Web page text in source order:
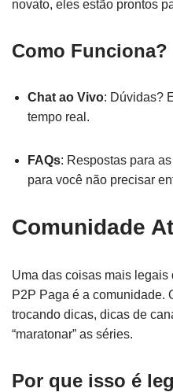
novato, eles estão prontos
Como Funciona?
Chat ao Vivo: Dúvidas?
tempo real.
FAQs: Respostas para
para você não precisar
Comunidade
Uma das coisas mais legais
P2P Paga é a comunidade.
trocando dicas, dicas de
“maratonar” as séries.
Por que isso é